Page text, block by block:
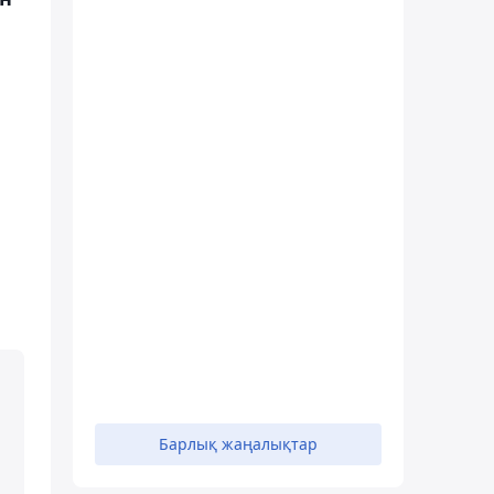
Барлық жаңалықтар